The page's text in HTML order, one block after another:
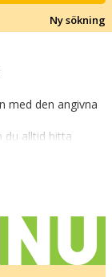
Ny sökning
med den angivna
du alltid hitta
till ett